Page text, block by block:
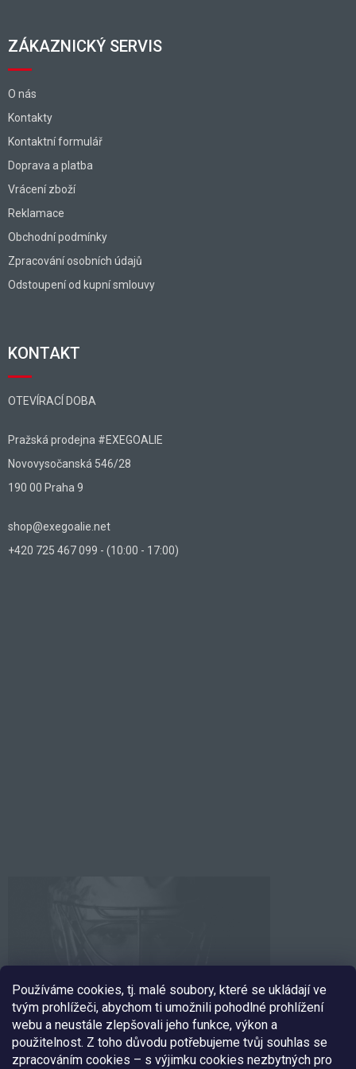
Používáme cookies, tj. malé soubory, které se ukládají ve
tvým prohlížeči, abychom ti umožnili pohodlné prohlížení
webu a neustále zlepšovali jeho funkce, výkon a
použitelnost. Z toho důvodu potřebujeme tvůj souhlas se
zpracováním cookies – s výjimku cookies nezbytných pro
ZÁKAZNICKÝ SERVIS
O nás
Kontakty
Kontaktní formulář
Doprava a platba
Vrácení zboží
Reklamace
Obchodní podmínky
Zpracování osobních údajů
Odstoupení od kupní smlouvy
KONTAKT
OTEVÍRACÍ DOBA
Pražská prodejna #EXEGOALIE
Novovysočanská 546/28
190 00 Praha 9
shop@exegoalie.net
+420 725 467 099 - (10:00 - 17:00)